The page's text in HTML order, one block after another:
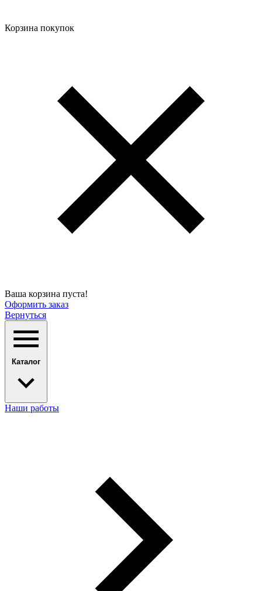
Корзина покупок
Ваша корзина пуста!
Оформить заказ
Вернуться
Каталог
Наши работы